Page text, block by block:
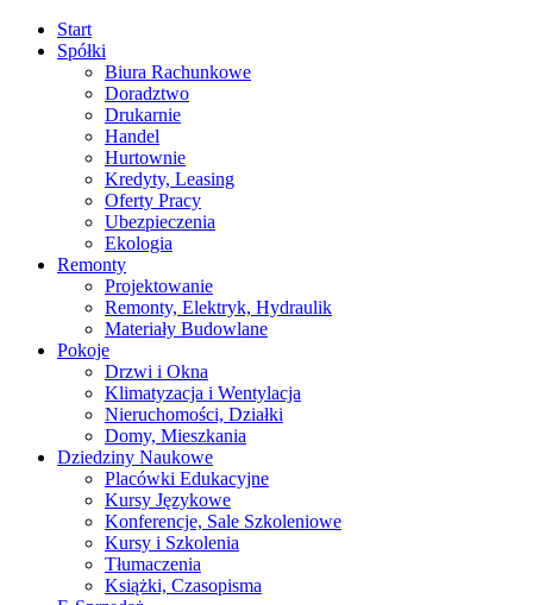
Start
Spółki
Biura Rachunkowe
Doradztwo
Drukarnie
Handel
Hurtownie
Kredyty, Leasing
Oferty Pracy
Ubezpieczenia
Ekologia
Remonty
Projektowanie
Remonty, Elektryk, Hydraulik
Materiały Budowlane
Pokoje
Drzwi i Okna
Klimatyzacja i Wentylacja
Nieruchomości, Działki
Domy, Mieszkania
Dziedziny Naukowe
Placówki Edukacyjne
Kursy Językowe
Konferencje, Sale Szkoleniowe
Kursy i Szkolenia
Tłumaczenia
Książki, Czasopisma